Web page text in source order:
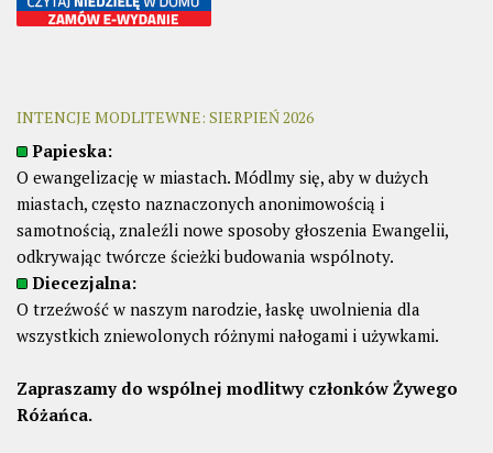
INTENCJE MODLITEWNE: SIERPIEŃ 2026
Papieska:
O ewangelizację w miastach. Módlmy się, aby w dużych
miastach, często naznaczonych anonimowością i
samotnością, znaleźli nowe sposoby głoszenia Ewangelii,
odkrywając twórcze ścieżki budowania wspólnoty.
Diecezjalna:
O trzeźwość w naszym narodzie, łaskę uwolnienia dla
wszystkich zniewolonych różnymi nałogami i używkami.
Zapraszamy do wspólnej modlitwy członków Żywego
Różańca.